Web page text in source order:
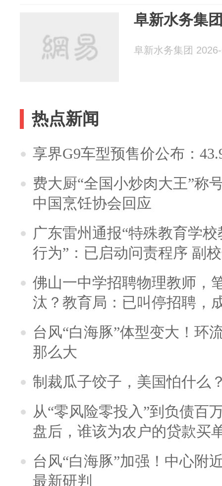
阜新水务集
阜新水务集团
热点新闻
享界G9车型预售价公布：
费大厨“全国小炒肉大王”称
中国烹饪协会回应
广东雷州通报“特殊教育学
行为”：已启动问责程序 副
佛山一中学招聘物理教师，
汰？教育局：已叫停招聘，
台风“白海豚”体型变大！环
那么大
制裁瓜子饺子，美国怕什么
从“零风险零投入”到负债百
盘后，谁该为农户的贷款买
台风“白海豚”加强！中心附
最新研判